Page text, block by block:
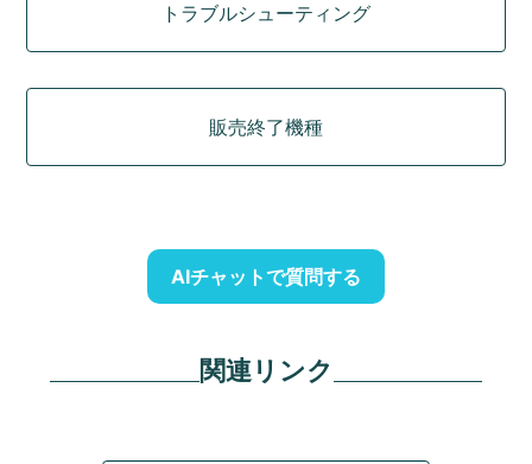
トラブルシューティング
販売終了機種
AIチャットで質問する
関連リンク